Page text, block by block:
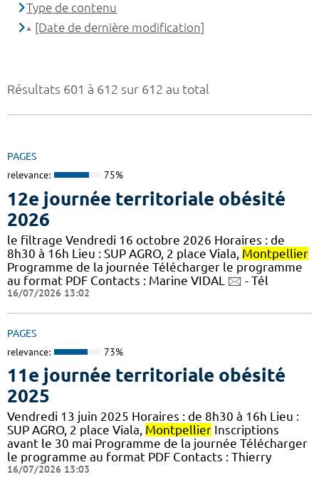
Résultats 601 à 612 sur 612 au total
PAGES
relevance: 75%
12e journée territoriale obésité
2026
le filtrage Vendredi 16 octobre 2026 Horaires : de
8h30 à 16h Lieu : SUP AGRO, 2 place Viala, Montpellier
Programme de la journée Télécharger le programme
au format PDF Contacts : Marine VIDAL 🖂 - Tél
16/07/2026 13:02
PAGES
relevance: 73%
11e journée territoriale obésité
2025
Vendredi 13 juin 2025 Horaires : de 8h30 à 16h Lieu :
SUP AGRO, 2 place Viala, Montpellier Inscriptions
avant le 30 mai Programme de la journée Télécharger
le programme au format PDF Contacts : Thierry
16/07/2026 13:03
Type de contenu
[Date de dernière modification]